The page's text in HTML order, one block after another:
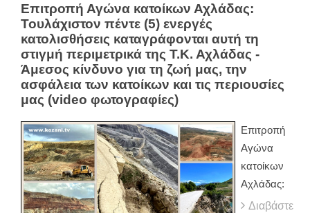
Eπιτροπή Αγώνα κατοίκων Αχλάδας:
Τουλάχιστον πέντε (5) ενεργές
κατολισθήσεις καταγράφονται αυτή τη
στιγμή περιμετρικά της Τ.Κ. Αχλάδας -
Άμεσος κίνδυνο για τη ζωή μας, την
ασφάλεια των κατοίκων και τις περιουσίες
μας (video φωτογραφίες)
Eπιτροπή
Αγώνα
κατοίκων
Αχλάδας:
Διαβάστε